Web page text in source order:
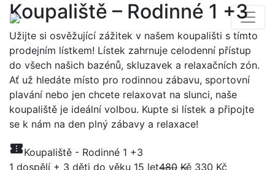
Koupaliště – Rodinné 1 +3
Užijte si osvěžující zážitek v našem koupališti s tímto
prodejním lístkem! Lístek zahrnuje celodenní přístup
do všech našich bazénů, skluzavek a relaxačních zón.
Ať už hledáte místo pro rodinnou zábavu, sportovní
plavání nebo jen chcete relaxovat na slunci, naše
koupaliště je ideální volbou. Kupte si lístek a připojte
se k nám na den plný zábavy a relaxace!
confirmation_numberKoupaliště - Rodinné 1 +3
1 dospělí + 3 děti do věku 15 let480 Kč 330 Kč